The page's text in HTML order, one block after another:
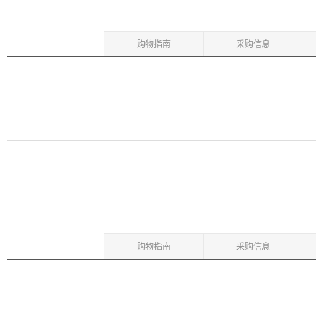
购物指南 采购信息
购物指南 采购信息